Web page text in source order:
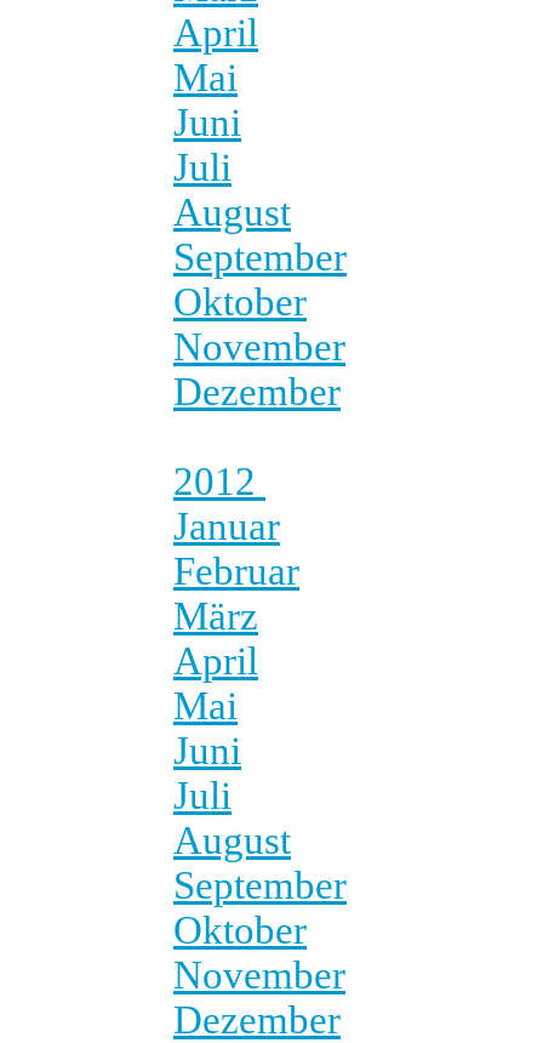
April
Mai
Juni
Juli
August
September
Oktober
November
Dezember
2012
Januar
Februar
März
April
Mai
Juni
Juli
August
September
Oktober
November
Dezember